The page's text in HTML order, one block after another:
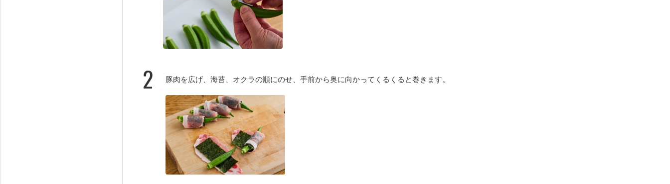
2 豚肉を広げ、海苔、オクラの順にのせ、手前から奥に向かってくるくると巻きます。